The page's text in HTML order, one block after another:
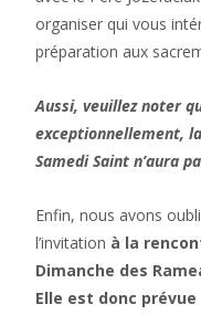
organiser qui vous
préparation aux
Aussi, veuillez noter
exceptionnellement,
Samedi Saint n’aura
Enfin, nous avons
l’invitation à la
Dimanche des
Elle est donc prévue